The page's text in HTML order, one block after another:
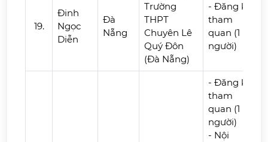
19.
Đinh
Ngọc
Diễn
Đà
Nẵng
Trường
THPT
Chuyên Lê
Quý Đôn
(Đà Nẵng)
- Đăng ký
tham
quan (1
người)
- Đăng ký
tham
quan (1
người)
- Nội